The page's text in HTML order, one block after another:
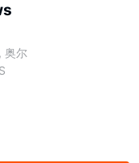
奥尔